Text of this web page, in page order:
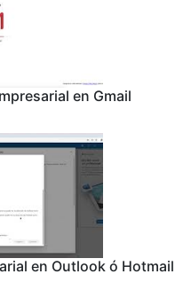
en Gmail
en Outlook ó Hotmail